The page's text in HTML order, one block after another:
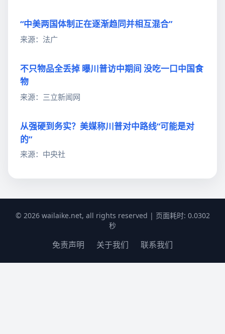
“中美两国体制正在逐渐趋同并相互混合”
来源：法广
不只物品全丢掉 曝川普访中期间 没吃一口中国食
物
来源：三立新闻网
从强硬到务实？美媒称川普对中路线“可能是对
的”
来源：中央社
© 2026 wailaike.net, all rights reserved | 页面耗时: 0.0302
秒
免责声明 关于我们 联系我们